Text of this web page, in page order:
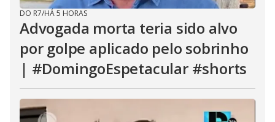
DO R7/HÁ 5 HORAS
Advogada morta teria sido alvo
por golpe aplicado pelo sobrinho
| #DomingoEspetacular #shorts